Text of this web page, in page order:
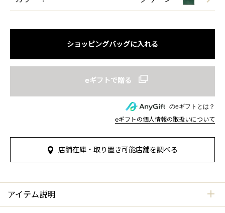
ショッピングバッグに入れる
のeギフトとは？
eギフトの個人情報の取扱いについて
店舗在庫・取り置き可能店舗を調べる
アイテム説明